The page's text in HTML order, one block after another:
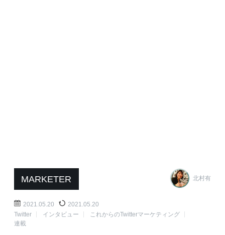
MARKETER 北村有
2021.05.20
2021.05.20
Twitter
インタビュー
これからのTwitterマーケティング
連載